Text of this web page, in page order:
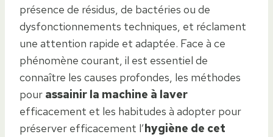
présence de résidus, de bactéries ou de
dysfonctionnements techniques, et réclament
une attention rapide et adaptée. Face à ce
phénomène courant, il est essentiel de
connaître les causes profondes, les méthodes
pour assainir la machine à laver
efficacement et les habitudes à adopter pour
préserver efficacement l’hygiène de cet